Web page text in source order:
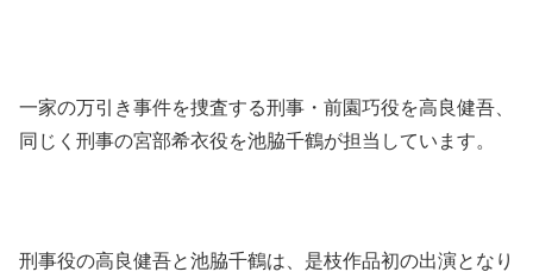
一家の万引き事件を捜査する刑事・前園巧役を高良健吾、
同じく刑事の宮部希衣役を池脇千鶴が担当しています。
刑事役の高良健吾と池脇千鶴は、是枝作品初の出演となり